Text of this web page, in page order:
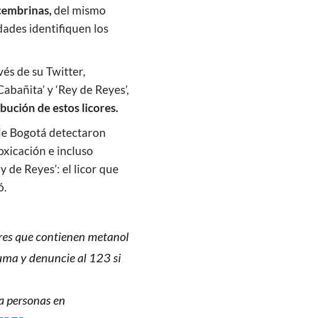
del mismo
identifiquen los
de su Twitter,
y ‘Rey de Reyes’,
de estos licores.
Bogotá detectaron
e incluso
de Reyes’: el licor que
que contienen metanol
y denuncie al 123 si
personas en